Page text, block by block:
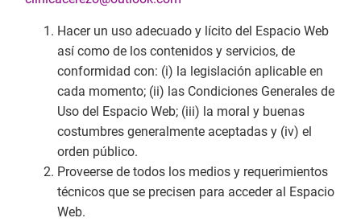
Hacer un uso adecuado y lícito del Espacio Web
así como de los contenidos y servicios, de
conformidad con: (i) la legislación aplicable en
cada momento; (ii) las Condiciones Generales de
Uso del Espacio Web; (iii) la moral y buenas
costumbres generalmente aceptadas y (iv) el
orden público.
Proveerse de todos los medios y requerimientos
técnicos que se precisen para acceder al Espacio
Web.